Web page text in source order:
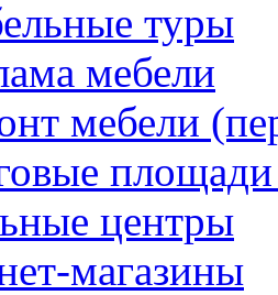
туры
мебели
мебели
центры
магазины